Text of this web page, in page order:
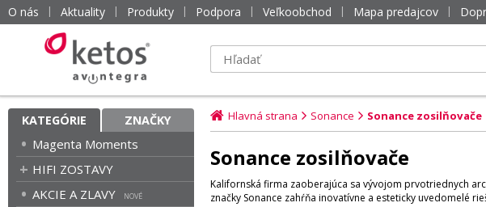
O nás Aktuality Produkty Podpora Veľkoobchod Mapa predajcov
KATEGÓRIE ZNAČKY
Magenta Moments
HIFI ZOSTAVY
AKCIE A ZLAVY
Hlavná strana Sonance Sonance zosilňovače
Sonance zosilňovače
Kalifornská firma zaoberajúca sa vývojom prvotriednych
značky Sonance zahŕňa inovatívne a esteticky uvedomelé